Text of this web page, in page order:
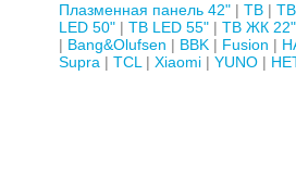
Плазменная панель 42" ТВ
LED 50"
ТВ LED 55" ТВ ЖК 22"
Bang&Olufsen
BBK Fusion
Supra
TCL Xiaomi YUNO